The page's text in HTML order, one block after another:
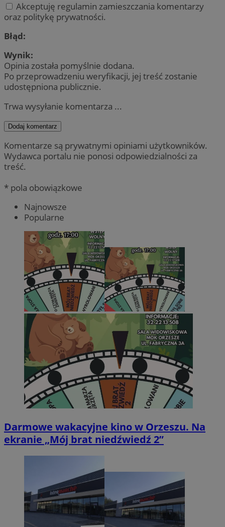
Akceptuję regulamin zamieszczania komentarzy
oraz politykę prywatności.
Błąd:
Wynik:
Opinia została pomyślnie dodana.
Po przeprowadzeniu weryfikacji, jej treść zostanie
udostępniona publicznie.
Trwa wysyłanie komentarza ...
Dodaj komentarz
Komentarze są prywatnymi opiniami użytkowników.
Wydawca portalu nie ponosi odpowiedzialności za
treść.
* pola obowiązkowe
Najnowsze
Popularne
Darmowe wakacyjne kino w Orzeszu. Na
ekranie „Mój brat niedźwiedź 2”